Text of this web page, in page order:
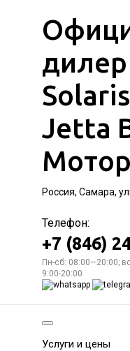
дилер
Jetta
Россия, Самара,
Телефон:
+7 (846)
Пн-сб: 08:00—20:00;
9:00-20:00
Услуги и цены